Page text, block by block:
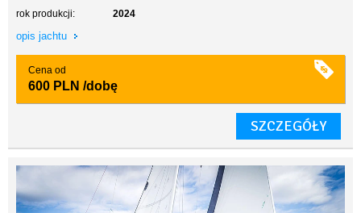
rok produkcji:
2024
opis jachtu
Cena od
600 PLN /dobę
SZCZEGÓŁY